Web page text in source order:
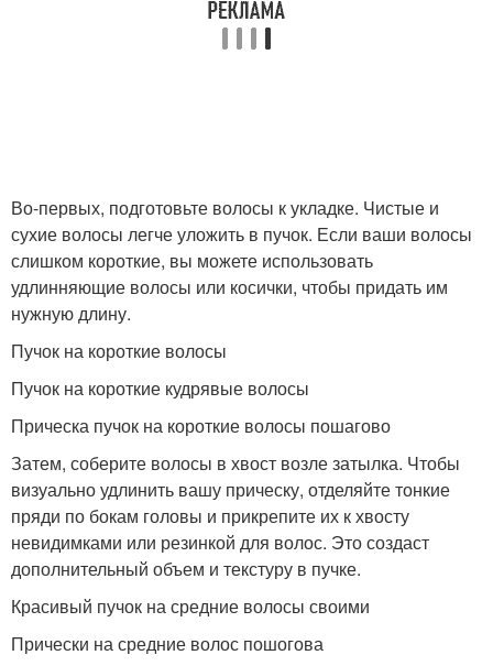
Во-первых, подготовьте волосы к укладке. Чистые и
сухие волосы легче уложить в пучок. Если ваши волосы
слишком короткие, вы можете использовать
удлинняющие волосы или косички, чтобы придать им
нужную длину.
Пучок на короткие волосы
Пучок на короткие кудрявые волосы
Прическа пучок на короткие волосы пошагово
Затем, соберите волосы в хвост возле затылка. Чтобы
визуально удлинить вашу прическу, отделяйте тонкие
пряди по бокам головы и прикрепите их к хвосту
невидимками или резинкой для волос. Это создаст
дополнительный объем и текстуру в пучке.
Красивый пучок на средние волосы своими
Прически на средние волос пошогова